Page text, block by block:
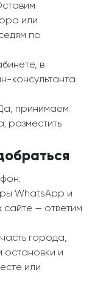
или
по
в
консультанта
принимаем
разместить
WhatsApp и
сайте — ответим
города,
остановки и
или